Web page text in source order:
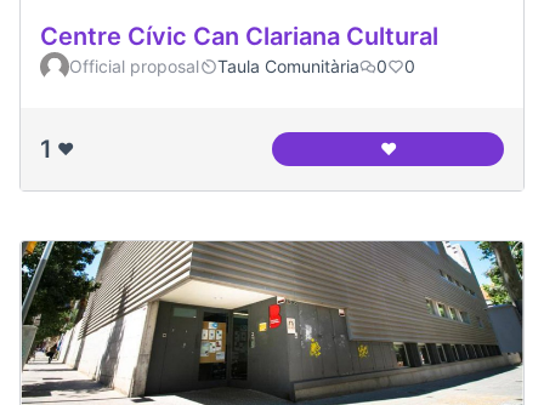
Centre Cívic Can Clariana Cultural
Official proposal Taula Comunitària 0 0
1 ❤️ ❤️Centre Cívic Can